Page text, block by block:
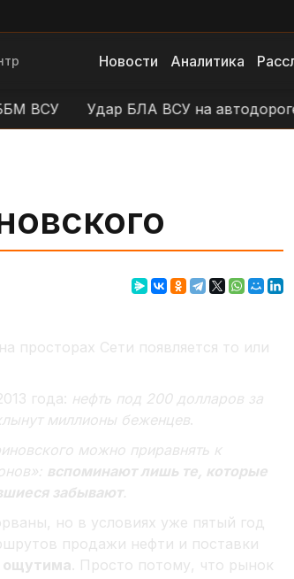
Новости Аналитика
Удар БЛА ВСУ на автодороге
просторах Сети появляется то или
года: нефть под 200 долларов за
миллионы беженцев.
можно приравнять к
вспоминают лишь те, которые
забывают.
но в условиях уже пятый год
продажи нефти и поставки
ощутима. Просто потому, что рынок